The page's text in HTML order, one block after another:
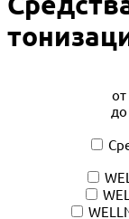
от
до